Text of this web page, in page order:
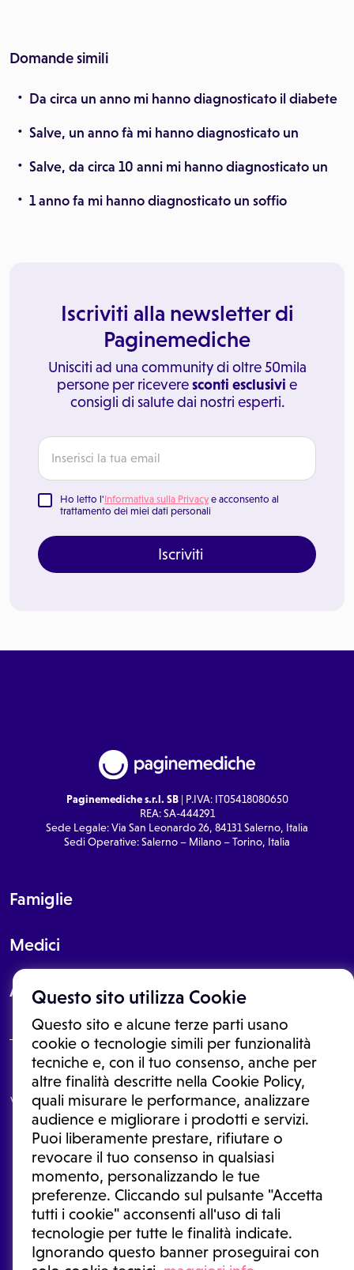
Questo sito utilizza Cookie
Questo sito e alcune terze parti usano
cookie o tecnologie simili per funzionalità
tecniche e, con il tuo consenso, anche per
altre finalità descritte nella Cookie Policy,
quali misurare le performance, analizzare
audience e migliorare i prodotti e servizi.
Puoi liberamente prestare, rifiutare o
revocare il tuo consenso in qualsiasi
momento, personalizzando le tue
preferenze. Cliccando sul pulsante "Accetta
tutti i cookie" acconsenti all'uso di tali
tecnologie per tutte le finalità indicate.
Ignorando questo banner proseguirai con
Domande simili
Da circa un anno mi hanno diagnosticato il diabete
Salve, un anno fà mi hanno diagnosticato un
Salve, da circa 10 anni mi hanno diagnosticato un
1 anno fa mi hanno diagnosticato un soffio
Iscriviti alla newsletter di
Paginemediche
Unisciti ad una community di oltre 50mila
persone per riceveresconti esclusivi e
consigli di salute dai nostri esperti.
Ho letto l'Informativa sulla Privacy e acconsento al
trattamento dei miei dati personali
Iscriviti
Paginemediche s.r.l. SB| P.IVA: IT05418080650
REA: SA-444291
Sede Legale: Via San Leonardo 26, 84131 Salerno, Italia
Sedi Operative: Salerno – Milano – Torino, Italia
Famiglie
Medici
About
Le informazioni proposte in questo sito non sono un consulto medico.
In nessun caso, queste informazioni sostituiscono un consulto, una
visita o una diagnosi formulata dal medico. Non si devono considerare
le informazioni disponibili come suggerimenti per la formulazione di
una diagnosi, la determinazione di un trattamento o l'assunzione o
sospensione di un farmaco senza prima consultare un medico di
medicina generale o uno specialista.
Condizioni di utilizzo|Privacy Policy |Gestione cookie
Ⓒ 2025 | Tutti i diritti riservati.